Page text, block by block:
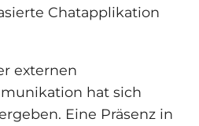
Chatapplikation
externen
hat sich
Eine Präsenz in